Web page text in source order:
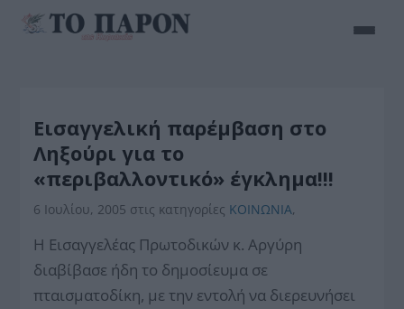
Εισαγγελική παρέμβαση στο
Ληξούρι για το
«περιβαλλοντικό» έγκλημα!!!
6 Ιουλίου, 2005 στις κατηγορίες ΚΟΙΝΩΝΙΑ,
Η Εισαγγελέας Πρωτοδικών κ. Αργύρη
διαβίβασε ήδη το δημοσίευμα σε
πταισματοδίκη, με την εντολή να διερευνήσει